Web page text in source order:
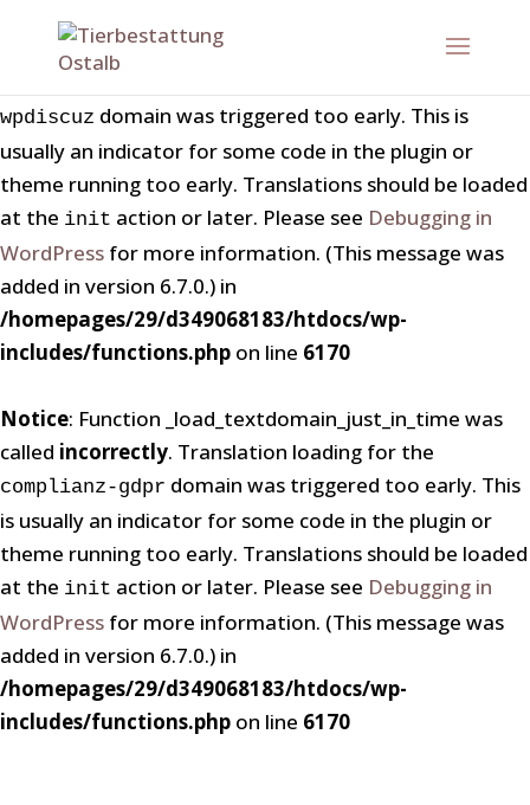
Notice: Function _load_textdomain_just_in_time was
wpdiscuz domain was triggered too early. This is
usually an indicator for some code in the plugin or
theme running too early. Translations should be loaded
at the init action or later. Please see Debugging in
WordPress for more information. (This message was
added in version 6.7.0.) in
/homepages/29/d349068183/htdocs/wp-
includes/functions.php on line 6170
Notice: Function _load_textdomain_just_in_time was
called incorrectly. Translation loading for the
complianz-gdpr domain was triggered too early. This
is usually an indicator for some code in the plugin or
theme running too early. Translations should be loaded
at the init action or later. Please see Debugging in
WordPress for more information. (This message was
added in version 6.7.0.) in
/homepages/29/d349068183/htdocs/wp-
includes/functions.php on line 6170